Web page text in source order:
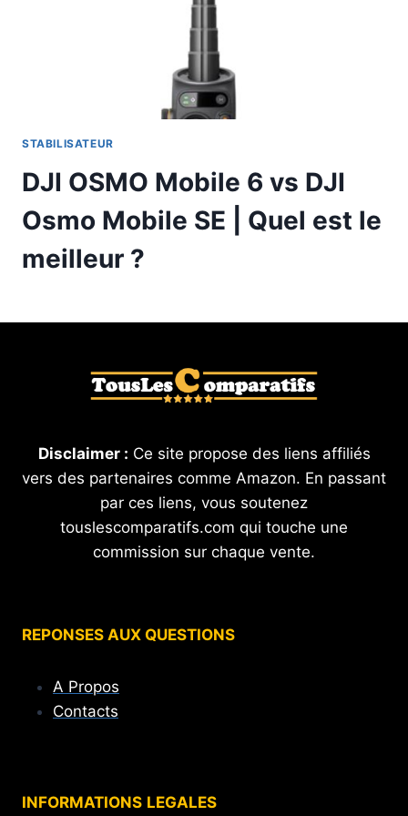
STABILISATEUR
DJI OSMO Mobile 6 vs DJI
Osmo Mobile SE | Quel est le
meilleur ?
Disclaimer : Ce site propose des liens affiliés
vers des partenaires comme Amazon. En passant
par ces liens, vous soutenez
touslescomparatifs.com qui touche une
commission sur chaque vente.
REPONSES AUX QUESTIONS
A Propos
Contacts
INFORMATIONS LEGALES